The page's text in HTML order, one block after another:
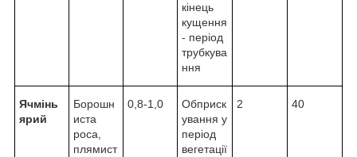
кінець
кущення
- період
трубкува
ння
Ячмінь
ярий
Борошн
иста
роса,
плямист
0,8-1,0
Обприск
ування у
період
вегетації
2 40